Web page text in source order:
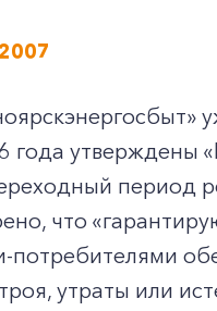
года утверждены
период
что
утраты или